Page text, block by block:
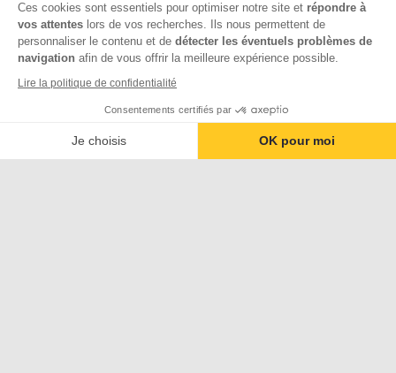
Ces cookies sont essentiels pour optimiser notre site et répondre à
vos attentes lors de vos recherches. Ils nous permettent de
personnaliser le contenu et de détecter les éventuels problèmes de
navigation afin de vous offrir la meilleure expérience possible.
Lire la politique de confidentialité
Consentements certifiés par
Je choisis OK pour moi